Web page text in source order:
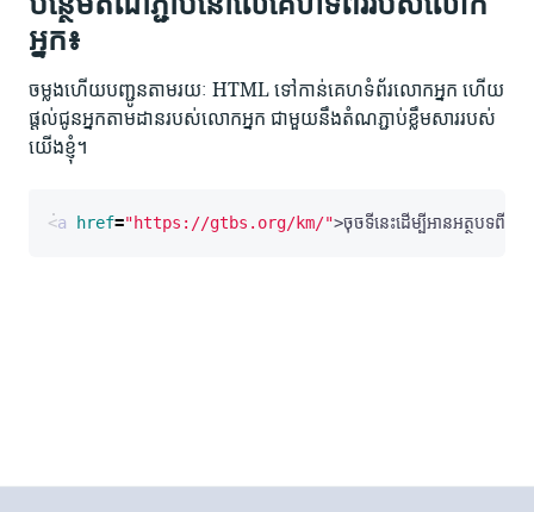
អ្នក៖
ចម្លងហើយបញ្ជូនតាមរយៈ HTML ទៅកាន់គេហទំព័រលោកអ្នក ហើយ
ផ្ដល់ជូនអ្នកតាមដានរបស់លោកអ្នក ជាមួយនឹងតំណភ្ជាប់ខ្លឹមសាររបស់
យើងខ្ញុំ។
<a href="https://gtbs.org/km/">ចុចទីនេះដើម្បីអានអត្ថបទពីព្រះគ